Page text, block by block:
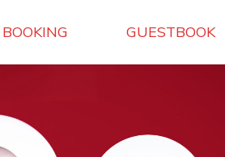
BOOKING GUESTBOOK